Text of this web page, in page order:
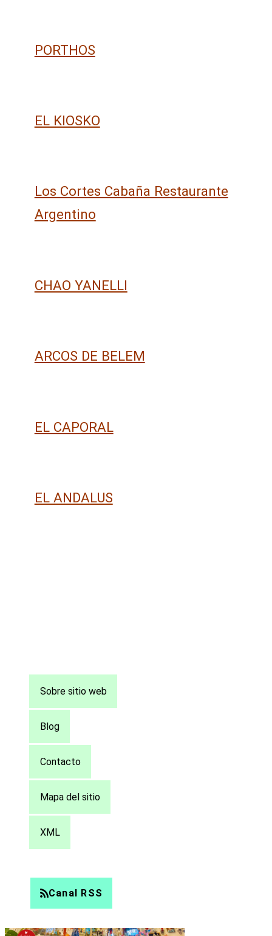
PORTHOS
EL KIOSKO
Los Cortes Cabaña Restaurante
Argentino
CHAO YANELLI
ARCOS DE BELEM
EL CAPORAL
EL ANDALUS
página
Sobre sitio web
Blog
Contacto
Mapa del sitio
XML
Canal RSS